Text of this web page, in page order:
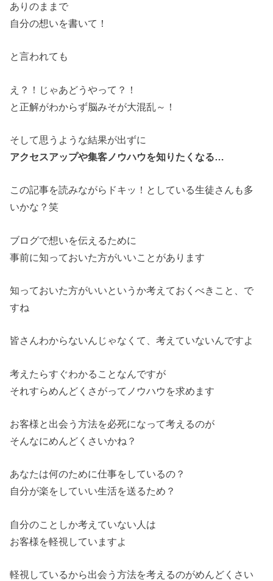
ありのままで
自分の想いを書いて！
と言われても
え？！じゃあどうやって？！
と正解がわからず脳みそが大混乱～！
そして思うような結果が出ずに
アクセスアップや集客ノウハウを知りたくなる…
この記事を読みながらドキッ！としている生徒さんも多
いかな？笑
ブログで想いを伝えるために
事前に知っておいた方がいいことがあります
知っておいた方がいいというか考えておくべきこと、で
すね
皆さんわからないんじゃなくて、考えていないんですよ
考えたらすぐわかることなんですが
それすらめんどくさがってノウハウを求めます
お客様と出会う方法を必死になって考えるのが
そんなにめんどくさいかね？
あなたは何のために仕事をしているの？
自分が楽をしていい生活を送るため？
自分のことしか考えていない人は
お客様を軽視していますよ
軽視しているから出会う方法を考えるのがめんどくさい